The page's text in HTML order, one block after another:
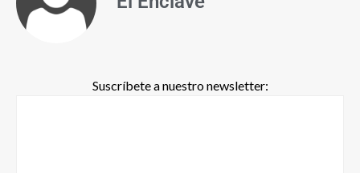
Suscríbete a nuestro newsletter: